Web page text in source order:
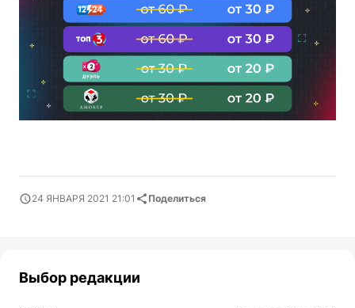
24 ЯНВАРЯ 2021 21:01 Поделиться
Выбор редакции